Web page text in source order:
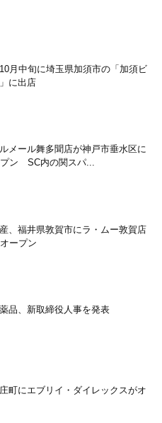
月中旬に埼玉県加須市の「加須ビ
に出店
メール舞多聞店が神戸市垂水区に
プン SC内の関スパ...
、福井県敦賀市にラ・ムー敦賀店
ープン
品、新取締役人事を発表
町にエブリイ・ダイレックスがオ